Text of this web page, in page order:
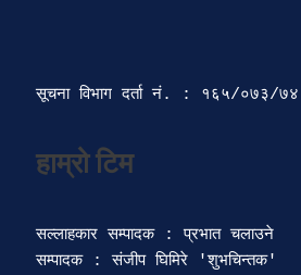
सूचना विभाग दर्ता‍ नं. : १६५/०७३/७४
हाम्रो टिम
सल्लाहकार सम्पादक : प्रभात चलाउने
सम्पादक : संजीप घिमिरे 'शुभचिन्तक'